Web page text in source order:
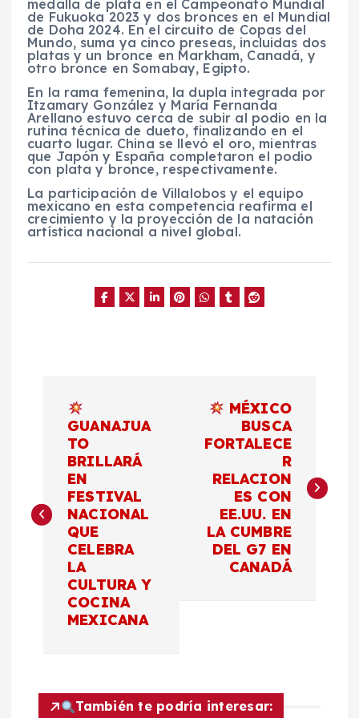
medalla de plata en el Campeonato Mundial
de Fukuoka 2023 y dos bronces en el Mundial
de Doha 2024. En el circuito de Copas del
Mundo, suma ya cinco preseas, incluidas dos
platas y un bronce en Markham, Canadá, y
otro bronce en Somabay, Egipto.
En la rama femenina, la dupla integrada por
Itzamary González y María Fernanda
Arellano estuvo cerca de subir al podio en la
rutina técnica de dueto, finalizando en el
cuarto lugar. China se llevó el oro, mientras
que Japón y España completaron el podio
con plata y bronce, respectivamente.
La participación de Villalobos y el equipo
mexicano en esta competencia reafirma el
crecimiento y la proyección de la natación
artística nacional a nivel global.
e
ó
GUANAJUA
TO
BRILLARÁ
EN
FESTIVAL
NACIONAL
QUE
CELEBRA
LA
CULTURA Y
COCINA
MEXICANA
MÉXICO
BUSCA
FORTALECE
R
RELACION
ES CON
EE.UU. EN
LA CUMBRE
DEL G7 EN
CANADÁ
También te podría interesar: